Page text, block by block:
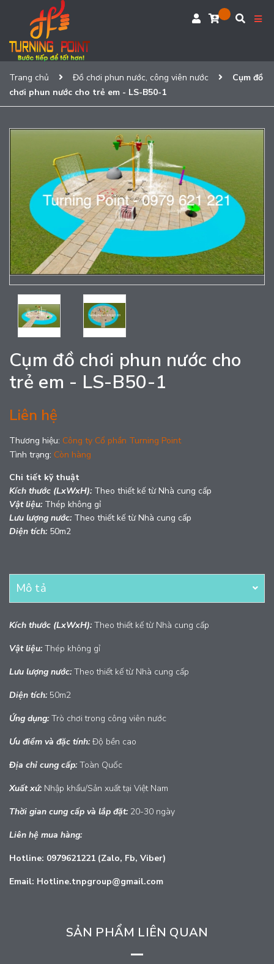
Trang chủ Đồ chơi phun nước, công viên nước
Cụm đồ
chơi phun nước cho trẻ em - LS-B50-1
Cụm đồ chơi phun nước cho
trẻ em - LS-B50-1
Liên hệ
Thương hiệu: Công ty Cổ phần Turning Point
Tình trạng: Còn hàng
Chi tiết kỹ thuật
Kích thước (LxWxH):Theo thiết kế từ Nhà cung cấp
Vật liệu:Thép không gỉ
Lưu lượng nước:Theo thiết kế từ Nhà cung cấp
Diện tích: 50m2
Mô tả
Kích thước (LxWxH):Theo thiết kế từ Nhà cung cấp
Vật liệu:Thép không gỉ
Lưu lượng nước:Theo thiết kế từ Nhà cung cấp
Diện tích: 50m2
Ứng dụng:Trò chơi trong công viên nước
Ưu điểm và đặc tính:Độ bền cao
Địa chỉ cung cấp:Toàn Quốc
Xuấtxứ:Nhập khẩu/Sản xuất tại Việt Nam
Thời gian cung cấp và lắp đặt:20-30 ngày
Liên hệ mua hàng:
Hotline: 0979621221 (Zalo, Fb, Viber)
Email: Hotline.tnpgroup@gmail.com
SẢN PHẨM LIÊN QUAN